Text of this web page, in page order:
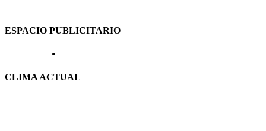
ESPACIO PUBLICITARIO
CLIMA ACTUAL